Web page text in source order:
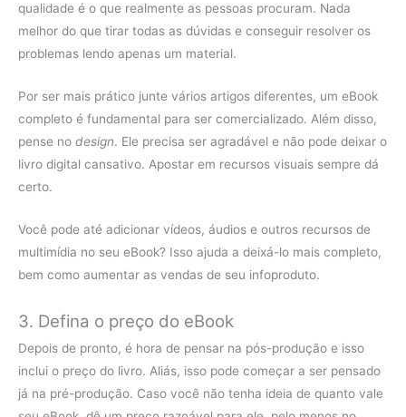
qualidade é o que realmente as pessoas procuram. Nada
melhor do que tirar todas as dúvidas e conseguir resolver os
problemas lendo apenas um material.
Por ser mais prático junte vários artigos diferentes, um eBook
completo é fundamental para ser comercializado. Além disso,
pense no design. Ele precisa ser agradável e não pode deixar o
livro digital cansativo. Apostar em recursos visuais sempre dá
certo.
Você pode até adicionar vídeos, áudios e outros recursos de
multimídia no seu eBook? Isso ajuda a deixá-lo mais completo,
bem como aumentar as vendas de seu infoproduto.
3. Defina o preço do eBook
Depois de pronto, é hora de pensar na pós-produção e isso
inclui o preço do livro. Aliás, isso pode começar a ser pensado
já na pré-produção. Caso você não tenha ideia de quanto vale